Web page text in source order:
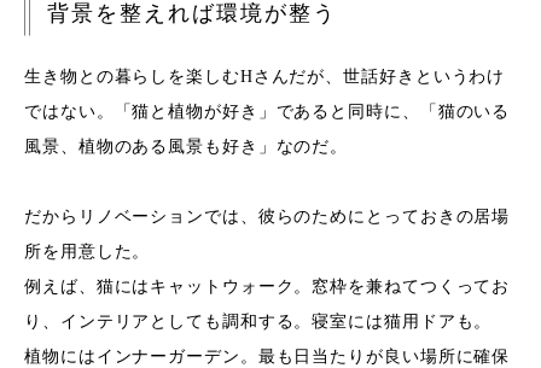
背景を整えれば環境が整う
生き物との暮らしを楽しむHさんだが、世話好きというわけ
ではない。「猫と植物が好き」であると同時に、「猫のいる
風景、植物のある風景も好き」なのだ。
だからリノベーションでは、彼らのためにとっておきの居場
所を用意した。
例えば、猫にはキャットウォーク。窓枠を兼ねてつくってお
り、インテリアとしても調和する。寝室には猫用ドアも。
植物にはインナーガーデン。最も日当たりが良い場所に確保